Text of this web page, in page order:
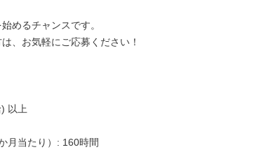
めるチャンスです。
、お気軽にご応募ください！
以上
月当たり）: 160時間